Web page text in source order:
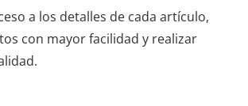
a los detalles de cada artículo,
con mayor facilidad y realizar